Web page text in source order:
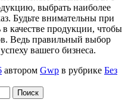
выбрать наиболее
Будьте внимательны при
качестве продукции, чтобы
Ведь правильный выбор
вашего бизнеса.
автором Gwp в рубрике Без